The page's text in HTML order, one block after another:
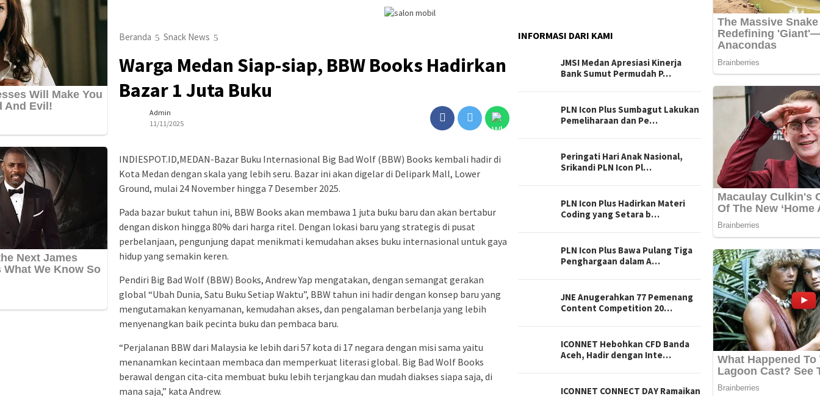
Beranda Snack News
Warga Medan Siap-siap, BBW Books Hadirkan
Bazar 1 Juta Buku
Admin
11/11/2025
INDIESPOT.ID,MEDAN-Bazar Buku Internasional Big Bad Wolf (BBW) Books kembali hadir di
Kota Medan dengan skala yang lebih seru. Bazar ini akan digelar di Delipark Mall, Lower
Ground, mulai 24 November hingga 7 Desember 2025.
Pada bazar bukut tahun ini, BBW Books akan membawa 1 juta buku baru dan akan bertabur
dengan diskon hingga 80% dari harga ritel. Dengan lokasi baru yang strategis di pusat
perbelanjaan, pengunjung dapat menikmati kemudahan akses buku internasional untuk gaya
hidup yang semakin keren.
Pendiri Big Bad Wolf (BBW) Books, Andrew Yap mengatakan, dengan semangat gerakan
global “Ubah Dunia, Satu Buku Setiap Waktu”, BBW tahun ini hadir dengan konsep baru yang
mengutamakan kenyamanan, kemudahan akses, dan pengalaman berbelanja yang lebih
menyenangkan baik pecinta buku dan pembaca baru.
“Perjalanan BBW dari Malaysia ke lebih dari 57 kota di 17 negara dengan misi sama yaitu
menanamkan kecintaan membaca dan memperkuat literasi global. Big Bad Wolf Books
berawal dengan cita-cita membuat buku lebih terjangkau dan mudah diakses siapa saja, di
mana saja,” kata Andrew.
INFORMASI DARI KAMI
JMSI Medan Apresiasi Kinerja
Bank Sumut Permudah P…
PLN Icon Plus Sumbagut Lakukan
Pemeliharaan dan Pe…
Peringati Hari Anak Nasional,
Srikandi PLN Icon Pl…
PLN Icon Plus Hadirkan Materi
Coding yang Setara b…
PLN Icon Plus Bawa Pulang Tiga
Penghargaan dalam A…
JNE Anugerahkan 77 Pemenang
Content Competition 20…
ICONNET Hebohkan CFD Banda
Aceh, Hadir dengan Inte…
ICONNET CONNECT DAY Ramaikan